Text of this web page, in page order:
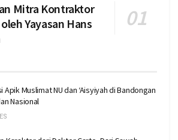
Mitra Kontraktor
Yayasan Hans
Apik Muslimat NU dan ‘Aisyiyah di Bandongan
Nasional